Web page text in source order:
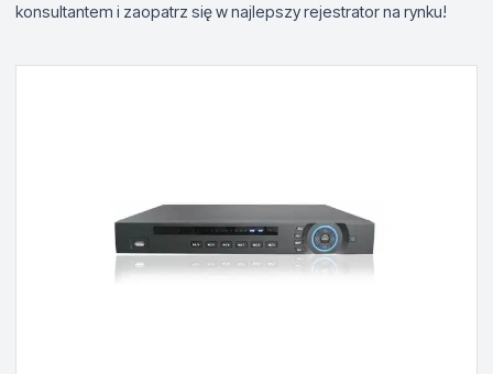
konsultantem i zaopatrz się w najlepszy rejestrator na rynku!